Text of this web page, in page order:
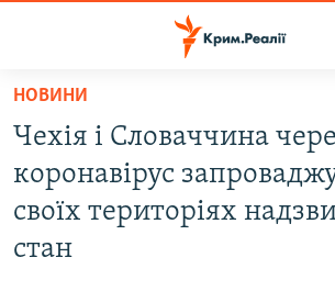
Перейти
основного
матеріалу
Перейти
до
основної
ВІДЕО ТА ФОТО
НОВИНИ
Чехія і Словаччина
коронавірус
своїх територіях
стан